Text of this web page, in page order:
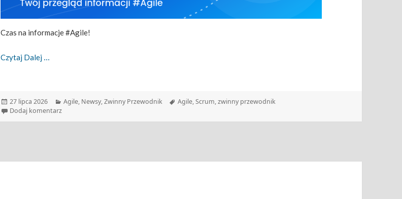
Czas na informacje #Agile!
Czytaj Dalej
Data
publikacji
27 lipca 2026 Kategorie
Agile, Newsy,Zwinny Przewodnik Tagi
Agile,Scrum,zwinny przewodnik
Dodaj komentarzdo Zwinny Przewodnik – 27.07.2026